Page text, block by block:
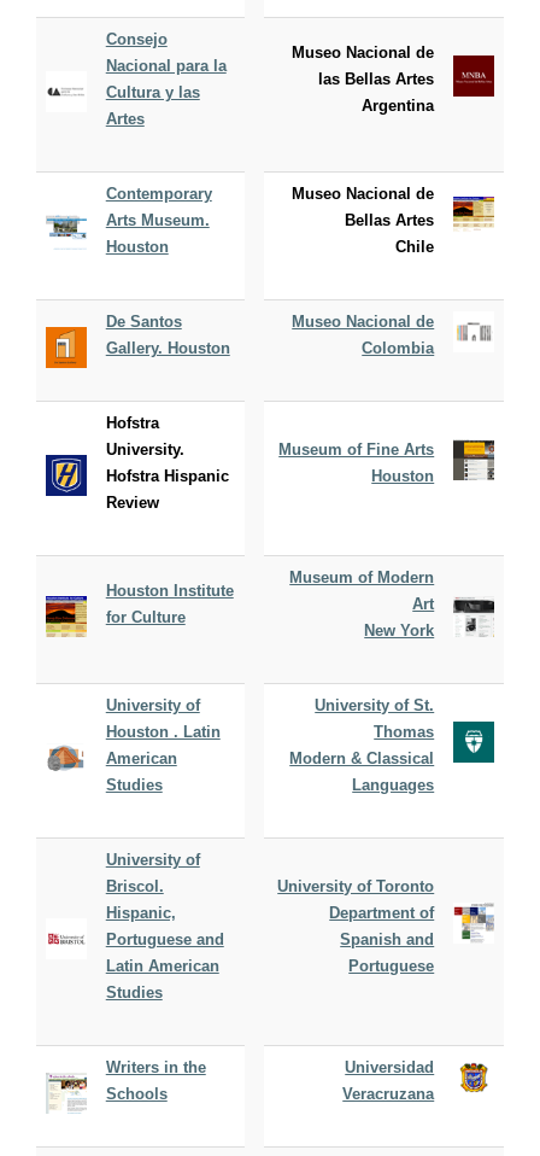
Consejo
Nacional para la
Cultura y las
Artes
Museo Nacional de
las Bellas Artes
Argentina
Contemporary
Arts Museum.
Houston
Museo Nacional de
Bellas Artes
Chile
De Santos
Gallery. Houston
Museo Nacional de
Colombia
Hofstra
University.
Hofstra Hispanic
Review
Museum of Fine Arts
Houston
Houston Institute
for Culture
Museum of Modern
Art
New York
University of
Houston . Latin
American
Studies
University of St.
Thomas
Modern & Classical
Languages
University of
Briscol.
Hispanic,
Portuguese and
Latin American
Studies
University of Toronto
Department of
Spanish and
Portuguese
Writers in the
Schools
Universidad
Veracruzana